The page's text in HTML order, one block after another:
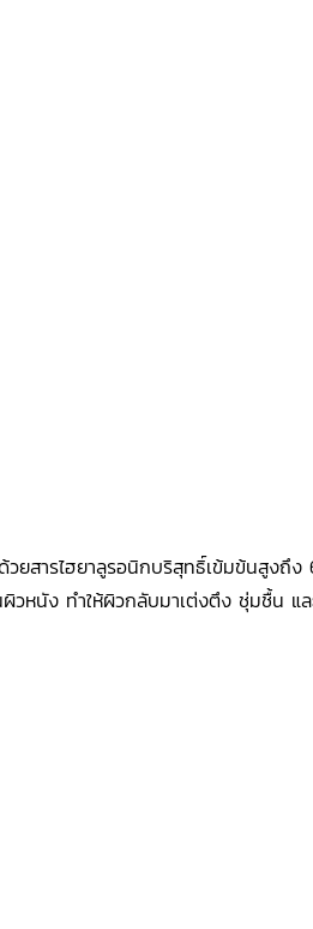
ยสารไฮยาลูรอนิกบริสุทธิ์เข้มข้นสูงถึ
วหนัง ทำให้ผิวกลับมาเต่งตึง ชุ่มชื้น แ